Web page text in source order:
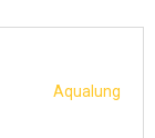
Aqualung